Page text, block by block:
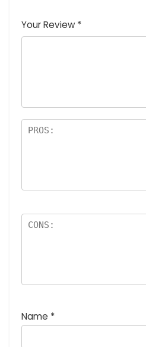
つ
星
価
星
(最
(最高
評価:
(最高評
価: 5つ
高評価: 5
つ星)
Your Review *
Name *